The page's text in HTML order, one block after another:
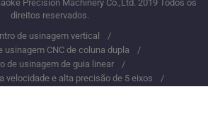
Precision Machinery Co.,Ltd. 2019 Todos os
direitos reservados.
de usinagem vertical
usinagem CNC de coluna dupla
de usinagem de guia linear
velocidade e alta precisão de 5 eixos